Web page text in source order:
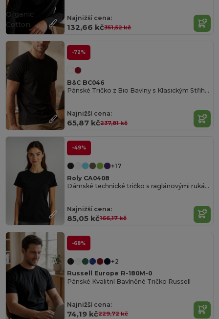
Najnižší cena:
132,66 kč351,52 kč
Organic
Cotton
-72%
B&C BC046
Pánské Tričko z Bio Bavlny s Klasickým Střihem
Najnižší cena:
65,87 kč237,81 kč
-49%
+17
Roly CA0408
Dámské technické tričko s raglánovými rukávy
Najnižší cena:
85,05 kč166,17 kč
-68%
+2
Russell Europe R-180M-0
Pánské Kvalitní Bavlněné Tričko Russell
Najnižší cena:
74,19 kč229,72 kč